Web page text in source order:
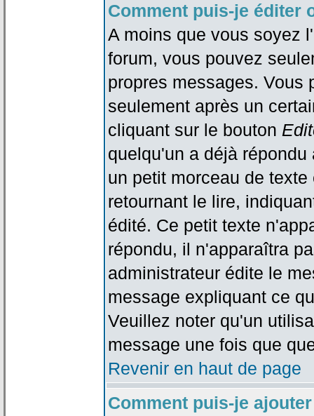
Comment puis-je éditer
A moins que vous soyez
forum, vous pouvez
propres messages. Vous
seulement après un
cliquant sur le bouton
quelqu'un a déjà
un petit morceau de
retournant le lire,
édité. Ce petit texte
répondu, il n'apparaîtra
administrateur édite le
message expliquant ce
Veuillez noter qu'un
message une fois que
Revenir en haut de page
Comment puis-je